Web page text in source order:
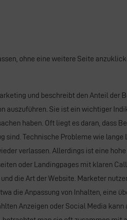
ohne eine weitere Seite
und beschreibt den Anteil der
auszuführen. Sie ist ein wichtiger
haben. Oft liegt es daran, dass
sind. Technische Probleme wie
verlassen. Allerdings ist eine
oder Landingpages mit klaren
die Art der Website. Marketer
die Anpassung von Inhalten, eine
Anzeigen oder Social Media kann